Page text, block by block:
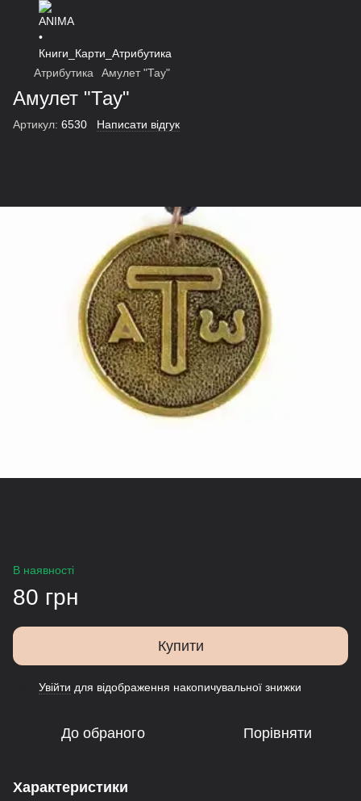
Атрибутика Амулет "Тау"
Амулет "Тау"
Артикул: 6530 Написати відгук
В наявності
80 грн
Купити
Увійти для відображення накопичувальної знижки
До обраного Порівняти
Характеристики